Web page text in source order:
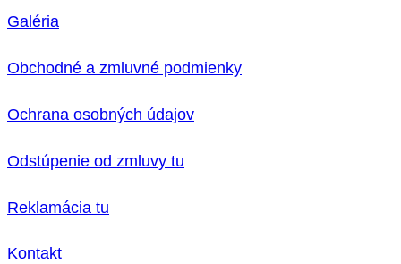
Galéria
Obchodné a zmluvné podmienky
Ochrana osobných údajov
Odstúpenie od zmluvy tu
Reklamácia tu
Kontakt